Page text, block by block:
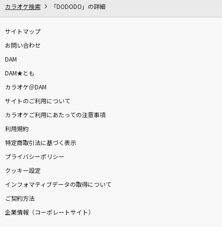
カラオケ検索 「DODODO」の詳細
サイトマップ
お問い合わせ
DAM
DAM★とも
カラオケ＠DAM
サイトのご利用について
カラオケご利用にあたっての注意事項
利用規約
特定商取引法に基づく表示
プライバシーポリシー
クッキー設定
インフォマティブデータの取得について
ご契約方法
企業情報（コーポレートサイト）